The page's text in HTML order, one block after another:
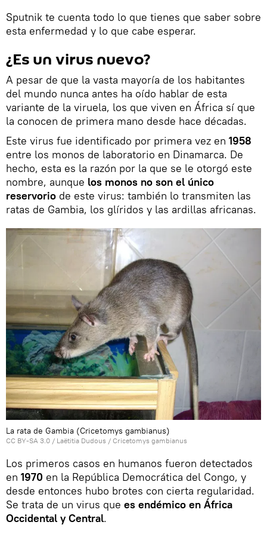
Sputnik te cuenta todo lo que tienes que saber sobre
esta enfermedad y lo que cabe esperar.
¿Es un virus nuevo?
A pesar de que la vasta mayoría de los habitantes
del mundo nunca antes ha oído hablar de esta
variante de la viruela, los que viven en África sí que
la conocen de primera mano desde hace décadas.
Este virus fue identificado por primera vez en 1958
entre los monos de laboratorio en Dinamarca. De
hecho, esta es la razón por la que se le otorgó este
nombre, aunque los monos no son el único
reservorio de este virus: también lo transmiten las
ratas de Gambia, los glíridos y las ardillas africanas.
La rata de Gambia (Cricetomys gambianus)
CC BY-SA 3.0 / Laëtitia Dudous / Cricetomys gambianus
Los primeros casos en humanos fueron detectados
en 1970 en la República Democrática del Congo, y
desde entonces hubo brotes con cierta regularidad.
Se trata de un virus que es endémico en África
Occidental y Central.